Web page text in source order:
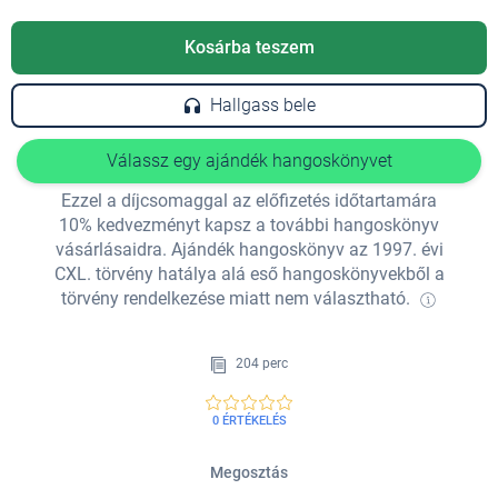
Kosárba teszem
Hallgass bele
Válassz egy ajándék hangoskönyvet
Ezzel a díjcsomaggal az előfizetés időtartamára
10% kedvezményt kapsz a további hangoskönyv
vásárlásaidra. Ajándék hangoskönyv az 1997. évi
CXL. törvény hatálya alá eső hangoskönyvekből a
törvény rendelkezése miatt nem választható.
204 perc
0 ÉRTÉKELÉS
Megosztás